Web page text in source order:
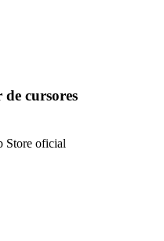
cursores
Store oficial